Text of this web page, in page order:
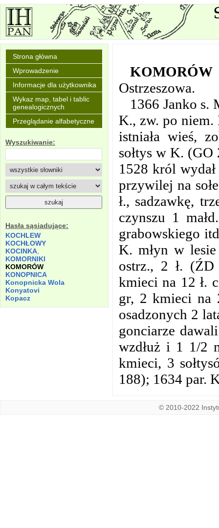
Strona główna
Wprowadzenie
Informacje dla użytkownika
Wykaz map, tabel i tablic
genealogicznych
Przeglądanie alfabetyczne
Wyszukiwanie:
Hasła sąsiadujące:
KOCHLEW
KOCHŁOWY
KOCINKA
KOMORNIKI
KOMORÓW
KONOPNICA
Konopnicka Wola
Konyatovi
Kopacz
KOMORÓW
Ostrzeszowa.
1366 Janko s.
K., zw. po
istniała wieś,
sołtys w K.
1528 król
przywilej na
ł., sadzawkę,
czynszu 1
grabowskiego
K. młyn w
ostrz., 2 ł.
kmieci na 12 ł.
gr, 2 kmieci na
osadzonych 2
gonciarze
wzdłuż i 1 1/2
kmieci, 3
188); 1634 par.
© 2010-2022